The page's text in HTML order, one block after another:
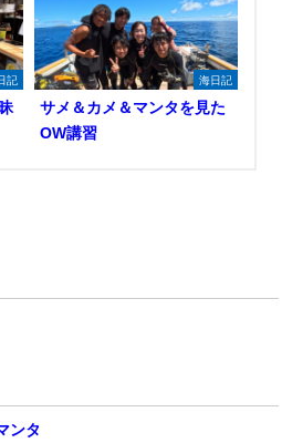
記 海日記
サメ＆カメ＆マンタを見た
OW講習
ンタ